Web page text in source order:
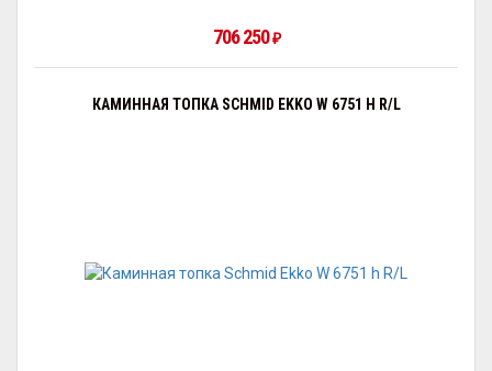
706 250₽
КАМИННАЯ ТОПКА SCHMID EKKO W 6751 H R/L